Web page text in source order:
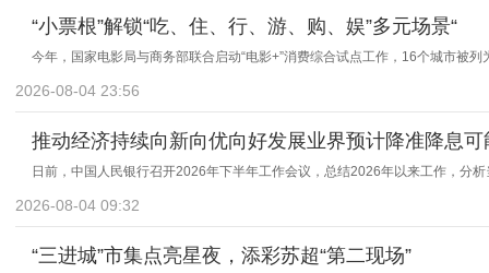
“小票根”解锁“吃、住、行、游、购、娱”多元场景“
今年，国家电影局与商务部联合启动“电影+”消费综合试点工作，16个城市被列
2026-08-04 23:56
推动经济持续向新向优向好发展业界预计降准降息可
日前，中国人民银行召开2026年下半年工作会议，总结2026年以来工作，分
2026-08-04 09:32
“三进城”市集点亮星夜，添彩苏超“第二现场”